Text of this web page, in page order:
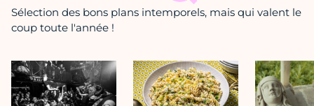
Sélection des bons plans intemporels, mais qui valent le
coup toute l'année !